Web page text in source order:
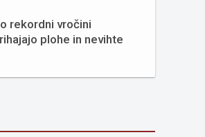
rekordni vročini
plohe in nevihte